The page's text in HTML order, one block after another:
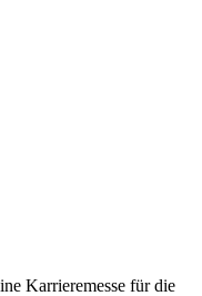
Karrieremesse für die